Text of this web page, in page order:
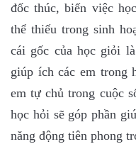
đốc thúc, biến việc
thể thiếu trong sinh
cái gốc của học giỏi
giúp ích các em trong
em tự chủ trong cuộc
học hỏi sẽ góp phần
năng động tiên phong